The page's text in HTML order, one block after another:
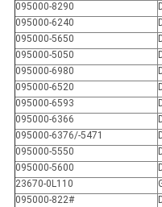
095000-8290
095000-6240
095000-5650
095000-5050
095000-6980
095000-6520
095000-6593
095000-6366
095000-6376/-5471
095000-5550
095000-5600
23670-0L110
095000-822#